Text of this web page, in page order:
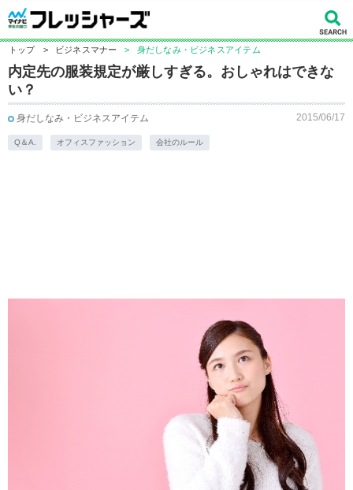
トップ > ビジネスマナー > 身だしなみ・ビジネスアイテム
内定先の服装規定が厳しすぎる。おしゃれはできな
い？
身だしなみ・ビジネスアイテム 2015/06/17
Q＆A. オフィスファッション 会社のルール